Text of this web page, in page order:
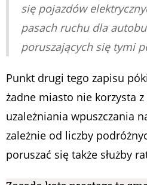
się pojazdów
pasach ruchu dla
poruszających się tymi
Punkt drugi tego zapisu
żadne miasto nie korzysta
uzależniania wpuszczania
zależnie od liczby
poruszać się także służby